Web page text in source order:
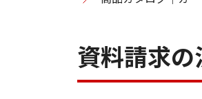
資料請求の